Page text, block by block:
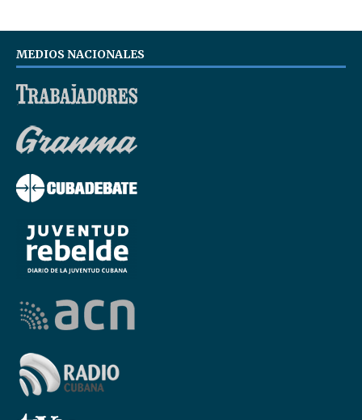
MEDIOS NACIONALES